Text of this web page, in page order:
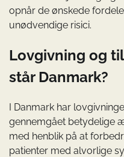
opnår de ønskede
unødvendige risici.
Lovgivning og
står Danmark?
I Danmark har
gennemgået betydelige
med henblik på at
patienter med alvorlige